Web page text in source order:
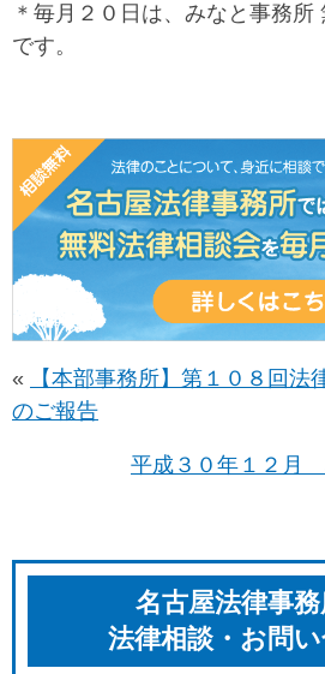
＊毎月２０日は、みなと事務所
です。
«
【本部事務所】第１０８回法
のご報告
平成３０年１２月
名古屋法律事
法律相談・お問